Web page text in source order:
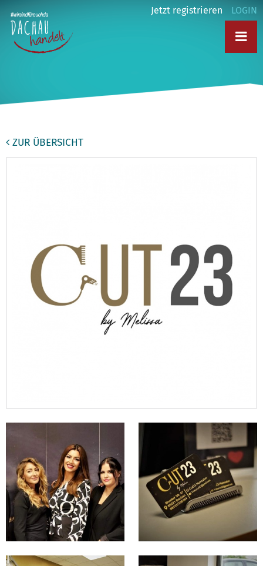
Jetzt registrieren LOGIN
ZUR ÜBERSICHT